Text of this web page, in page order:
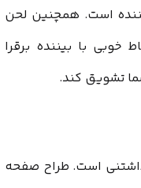
است. همچنین لحن
خوبی با بیننده برقرا
تشویق کند.
است. طراح صفحه